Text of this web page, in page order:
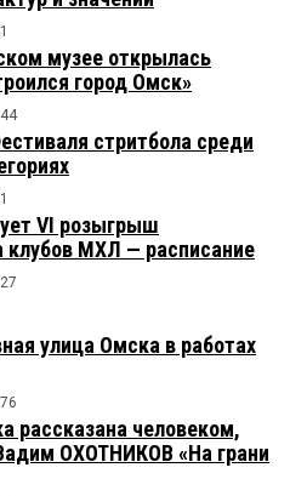
музее открылась
город Омск»
стритбола среди
VI розыгрыш
клубов МХЛ — расписание
улица Омска в работах
рассказана человеком,
ОХОТНИКОВ «На грани